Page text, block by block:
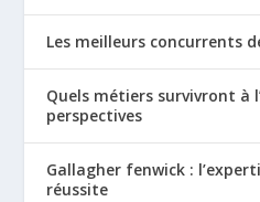
Les meilleurs concurrents
Quels métiers survivront à
perspectives
Gallagher fenwick :
réussite